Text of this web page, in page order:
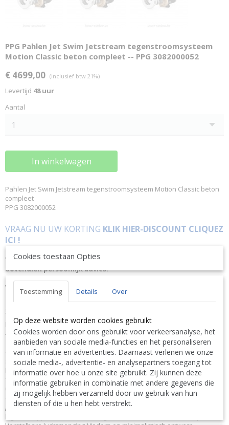
PPG Pahlen Jet Swim Jetstream tegenstroomsysteem
Motion Classic beton compleet -- PPG 3082000052
€ 4699,00 (inclusief btw 21%)
Levertijd 48 uur
Aantal
In winkelwagen
Pahlen Jet Swim Jetstream tegenstroomsysteem Motion Classic beton
compleet
PPG 3082000052
VRAAG NU UW KORTING KLIK HIER-DISCOUNT CLIQUEZ
ICI !
VRIJBLIJVEND ! We geven altijd de laagste prijsgarantie en
bovendien persoonlijk advies.
Wij geven op aanvraag via mail hierop een KORTING inclusief
levering.
Tegenstroomsysteem met een motorvermogen van 2,2 kW (Jet Swim
Motion) of 4 kW (Jet Swim Athlete) en met krachtige waterstromen van
46 m³/h (Jet Swim Motion) of 68 m³/h (Jet Swim Athlete) om uw
zwemtechniek te trainen en lichamelijke conditie op te bouwen. Met
één druk op de knop aan de voorzijde kunt u de Jet Swim Motion
starten. De in de jetstroom gemengde lucht is naar wens instelbaar.
Modern en minimalistisch design met discrete handgreep die in het
frontpaneel is weggewerkt. Jet Swim Motion is leverbaar in twee
uitvoeringen: Classic en Marine. Dit systeem voldoet aan de eisen in
de zwembadnorm EN 16582.
ALGEMEEN
Cookies toestaan Opties
Toestemming Details Over
Op deze website worden cookies gebruikt
Cookies worden door ons gebruikt voor verkeersanalyse, het
aanbieden van sociale media-functies en het personaliseren
van informatie en advertenties. Daarnaast verlenen we onze
sociale media-, advertentie- en analysepartners toegang tot
informatie over hoe u onze site gebruikt. Zij kunnen deze
informatie gebruiken in combinatie met andere gegevens die
zij mogelijk hebben verzameld door uw gebruik van hun
diensten of die u hen hebt verstrekt.